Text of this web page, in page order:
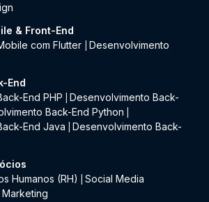
& Front-End
com Flutter
Desenvolvimento
End
End PHP
Desenvolvimento Back-
Back-End Python
End Java
Desenvolvimento Back-
Humanos (RH)
Social Media